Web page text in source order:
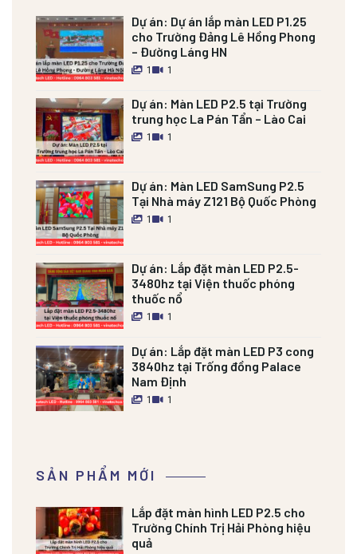
Dự án: Dự án lắp màn LED P1.25
cho Trường Đảng Lê Hồng Phong
– Đường Láng HN
1 1
Dự án: Màn LED P2.5 tại Trường
trung học La Pán Tẩn – Lào Cai
1 1
Dự án: Màn LED SamSung P2.5
Tại Nhà máy Z121 Bộ Quốc Phòng
1 1
Dự án: Lắp đặt màn LED P2.5-
3480hz tại Viện thuốc phóng
thuốc nổ
1 1
Dự án: Lắp đặt màn LED P3 cong
3840hz tại Trống đồng Palace
Nam Định
1 1
SẢN PHẨM MỚI
Lắp đặt màn hình LED P2.5 cho
Trường Chính Trị Hải Phòng hiệu
quả